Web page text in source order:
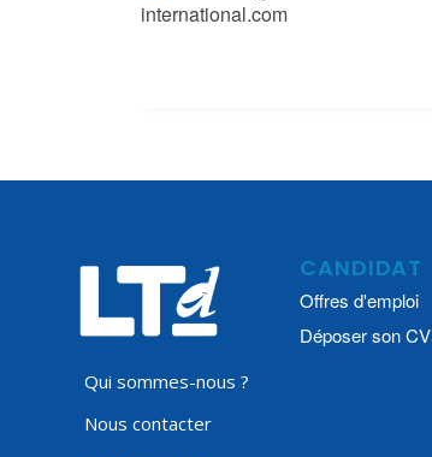
international.com
Qui sommes-nous ?
Nous contacter
CANDIDAT
Offres d'emploi
Déposer son CV